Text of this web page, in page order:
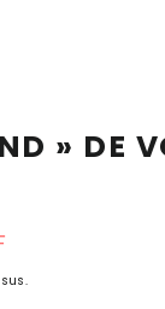
» DE